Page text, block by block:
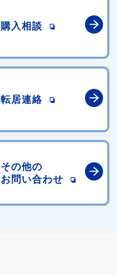
購入相談
転居連絡
その他の
お問い合わせ